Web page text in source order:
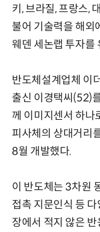
키, 브라질, 프랑스,
불어 기술력을 해외
웨덴 세논랩 투자를
반도체설계업체 이
출신 이경택씨(52)
께 이미지센서 하나
피사체의 상대거리
8월 개발했다.
이 반도체는 3차원
접촉 지문인식 등
장에서 적지 않은